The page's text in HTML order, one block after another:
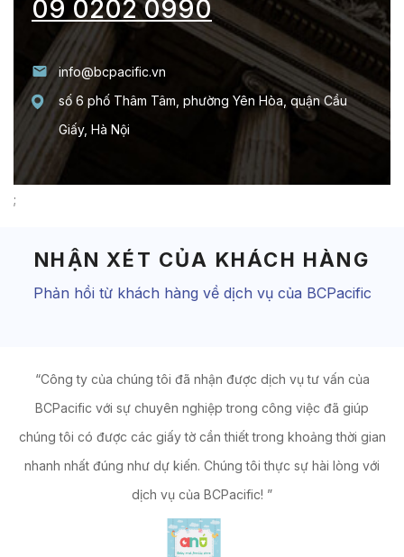
09 0202 0990
info@bcpacific.vn
số 6 phố Thâm Tâm, phường Yên Hòa, quận Cầu
Giấy, Hà Nội
;
NHẬN XÉT CỦA KHÁCH HÀNG
Phản hồi từ khách hàng về dịch vụ của BCPacific
“Công ty của chúng tôi đã nhận được dịch vụ tư vấn của
BCPacific với sự chuyên nghiệp trong công việc đã giúp
chúng tôi có được các giấy tờ cần thiết trong khoảng thời gian
nhanh nhất đúng như dự kiến. Chúng tôi thực sự hài lòng với
dịch vụ của BCPacific! ”